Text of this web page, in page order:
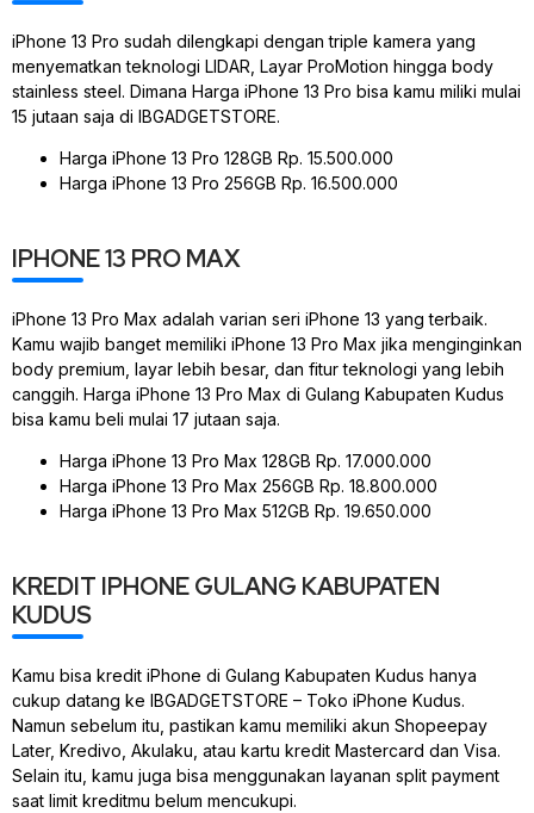
iPhone 13 Pro sudah dilengkapi dengan triple kamera yang
menyematkan teknologi LIDAR, Layar ProMotion hingga body
stainless steel. Dimana Harga iPhone 13 Pro bisa kamu miliki mulai
15 jutaan saja di IBGADGETSTORE.
Harga iPhone 13 Pro 128GB Rp. 15.500.000
Harga iPhone 13 Pro 256GB Rp. 16.500.000
IPHONE 13 PRO MAX
iPhone 13 Pro Max adalah varian seri iPhone 13 yang terbaik.
Kamu wajib banget memiliki iPhone 13 Pro Max jika menginginkan
body premium, layar lebih besar, dan fitur teknologi yang lebih
canggih. Harga iPhone 13 Pro Max di Gulang Kabupaten Kudus
bisa kamu beli mulai 17 jutaan saja.
Harga iPhone 13 Pro Max 128GB Rp. 17.000.000
Harga iPhone 13 Pro Max 256GB Rp. 18.800.000
Harga iPhone 13 Pro Max 512GB Rp. 19.650.000
KREDIT IPHONE GULANG KABUPATEN
KUDUS
Kamu bisa kredit iPhone di Gulang Kabupaten Kudus hanya
cukup datang ke IBGADGETSTORE – Toko iPhone Kudus.
Namun sebelum itu, pastikan kamu memiliki akun Shopeepay
Later, Kredivo, Akulaku, atau kartu kredit Mastercard dan Visa.
Selain itu, kamu juga bisa menggunakan layanan split payment
saat limit kreditmu belum mencukupi.